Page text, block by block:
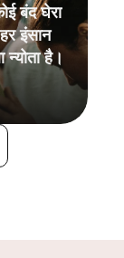
बंद घेरा
इंसान
है।